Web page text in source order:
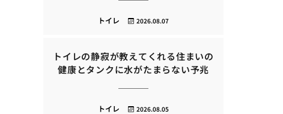
2026.08.07
トイレ
トイレの静寂が教えてくれる住まいの
健康とタンクに水がたまらない予兆
2026.08.05
トイレ